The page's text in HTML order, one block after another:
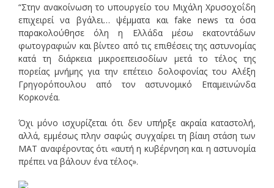
“Στην ανακοίνωση το υπουργείο του Μιχάλη Χρυσοχοΐδη
επιχειρεί να βγάλει… ψέμματα και fake news τα όσα
παρακολούθησε όλη η Ελλάδα μέσω εκατοντάδων
φωτογραφιών και βίντεο από τις επιθέσεις της αστυνομίας
κατά τη διάρκεια μικροεπεισοδίων μετά το τέλος της
πορείας μνήμης για την επέτειο δολοφονίας του Αλέξη
Γρηγορόπουλου από τον αστυνομικό Επαμεινώνδα
Κορκονέα.
Όχι μόνο ισχυρίζεται ότι δεν υπήρξε ακραία καταστολή,
αλλά, εμμέσως πλην σαφώς συγχαίρει τη βίαιη στάση των
ΜΑΤ αναφέροντας ότι «αυτή η κυβέρνηση και η αστυνομία
πρέπει να βάλουν ένα τέλος».